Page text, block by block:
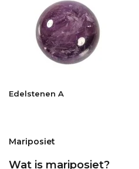
Edelstenen A
Mariposiet
Wat is mariposiet?